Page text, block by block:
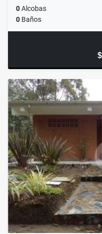
0Alcobas
0 Baños